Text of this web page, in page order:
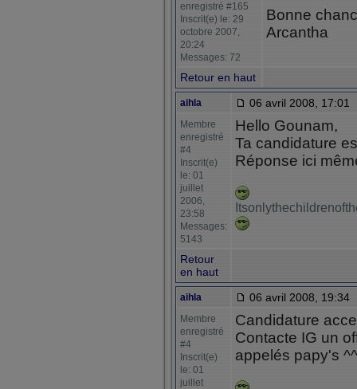
enregistré #165
Inscrit(e) le: 29
octobre 2007,
20:24
Messages: 72
Bonne
Arcantha
Retour en haut
aihla 06 avril 2008, 17:01
Membre
enregistré
#4
Inscrit(e)
le: 01
juillet
2006,
23:58
Messages:
5143
Hello Gounam,
Ta candidature
Réponse ici
Retour
en haut
aihla 06 avril 2008, 19:34
Membre
enregistré
#4
Inscrit(e)
le: 01
juillet
Candidature
Contacte IG un
appelés papy's ^^